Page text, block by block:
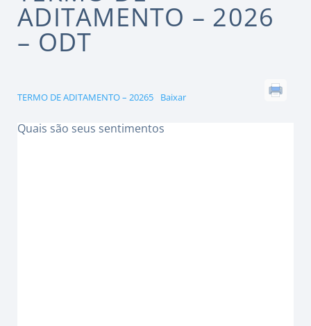
ADITAMENTO – 2026
– ODT
TERMO DE ADITAMENTO – 20265 Baixar
Quais são seus sentimentos